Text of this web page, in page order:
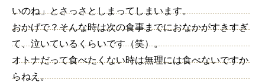
いのね」とさっさとしまってしまいます。
おかげで？そんな時は次の食事までにおなかがすきすぎ
て、泣いているくらいです（笑）。
オトナだって食べたくない時は無理には食べないですか
らねえ。